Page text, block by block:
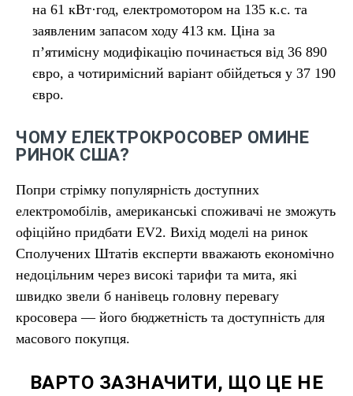
на 61 кВт·год, електромотором на 135 к.с. та
заявленим запасом ходу 413 км. Ціна за
п’ятимісну модифікацію починається від 36 890
євро, а чотиримісний варіант обійдеться у 37 190
євро.
ЧОМУ ЕЛЕКТРОКРОСОВЕР ОМИНЕ
РИНОК США?
Попри стрімку популярність доступних
електромобілів, американські споживачі не зможуть
офіційно придбати EV2. Вихід моделі на ринок
Сполучених Штатів експерти вважають економічно
недоцільним через високі тарифи та мита, які
швидко звели б нанівець головну перевагу
кросовера — його бюджетність та доступність для
масового покупця.
ВАРТО ЗАЗНАЧИТИ, ЩО ЦЕ НЕ